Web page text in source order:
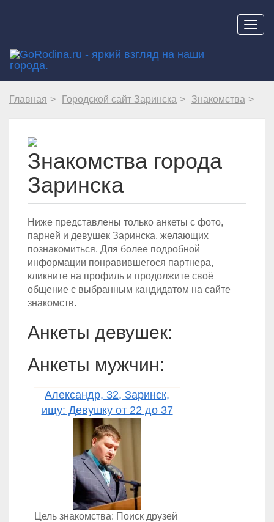
Главная Городской сайт Заринска Знакомства
Знакомства города
Заринска
Ниже представлены только анкеты с фото,
парней и девушек Заринска, желающих
познакомиться. Для более подробной
информации понравившегося партнера,
кликните на профиль и продолжите своё
общение с выбранным кандидатом на сайте
знакомств.
Анкеты девушек:
Анкеты мужчин:
Александр, 32, Заринск,
ищу: Девушку от 22 до 37
Цель знакомства: Поиск друзей